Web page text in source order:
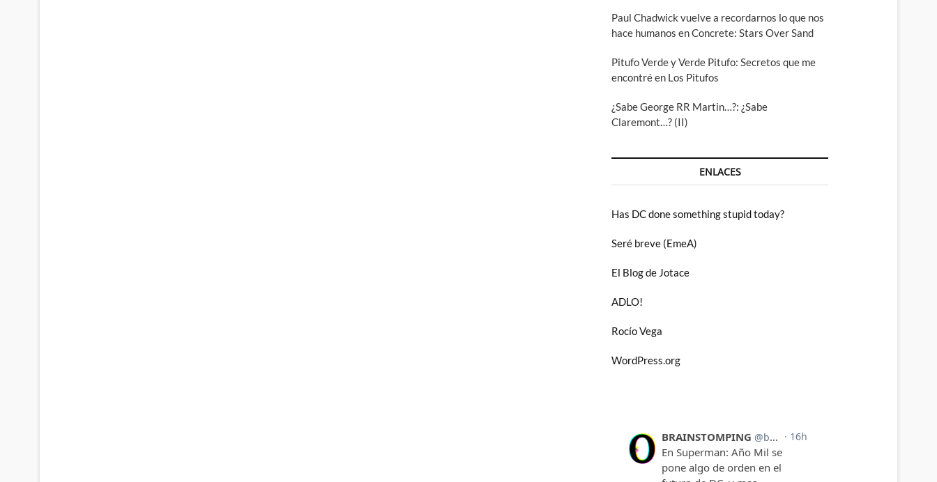
Paul Chadwick vuelve a recordarnos lo que nos
hace humanos en Concrete: Stars Over Sand
Pitufo Verde y Verde Pitufo: Secretos que me
encontré en Los Pitufos
¿Sabe George RR Martin…?: ¿Sabe
Claremont…? (II)
ENLACES
Has DC done something stupid today?
Seré breve (EmeA)
El Blog de Jotace
ADLO!
Rocío Vega
WordPress.org